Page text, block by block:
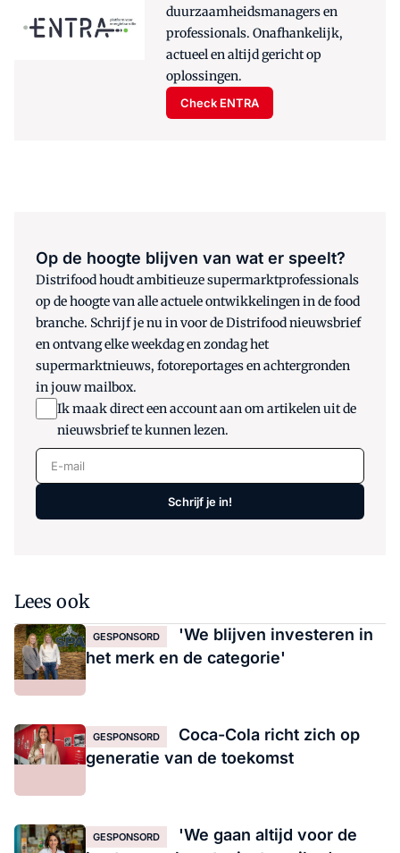
duurzaamheidsmanagers en
professionals. Onafhankelijk,
actueel en altijd gericht op
oplossingen.
Check ENTRA
Op de hoogte blijven van wat er speelt?
Distrifood houdt ambitieuze supermarktprofessionals
op de hoogte van alle actuele ontwikkelingen in de food
branche. Schrijf je nu in voor de Distrifood nieuwsbrief
en ontvang elke weekdag en zondag het
supermarktnieuws, fotoreportages en achtergronden
in jouw mailbox.
Ik maak direct een account aan om artikelen uit de
nieuwsbrief te kunnen lezen.
E-mail
Schrijf je in!
Lees ook
GESPONSORD
'We blijven investeren in
het merk en de categorie'
GESPONSORD
Coca-Cola richt zich op
generatie van de toekomst
GESPONSORD
'We gaan altijd voor de